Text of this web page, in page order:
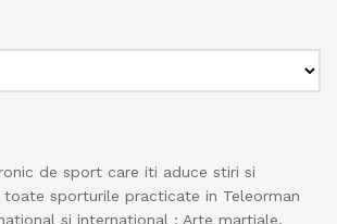
de sport care iti aduce stiri si
sporturile practicate in Teleorman
si international : Arte martiale,